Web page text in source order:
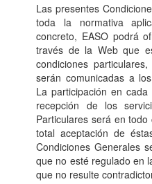
Las presentes
toda la normativa
concreto, EASO podrá
través de la Web que
condiciones
serán comunicadas a
La participación en
recepción de los
Particulares será en
total aceptación de
Condiciones Generales
que no esté regulado en
que no resulte